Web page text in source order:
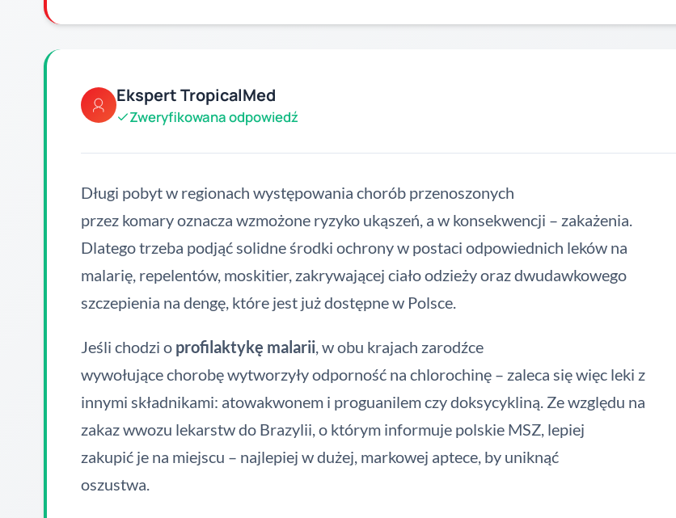
Ekspert TropicalMed
Zweryfikowana odpowiedź
Długi pobyt w regionach występowania chorób przenoszonych
przez komary oznacza wzmożone ryzyko ukąszeń, a w konsekwencji – zakażenia.
Dlatego trzeba podjąć solidne środki ochrony w postaci odpowiednich leków na
malarię, repelentów, moskitier, zakrywającej ciało odzieży oraz dwudawkowego
szczepienia na dengę, które jest już dostępne w Polsce.
Jeśli chodzi o profilaktykę malarii, w obu krajach zarodźce
wywołujące chorobę wytworzyły odporność na chlorochinę – zaleca się więc leki z
innymi składnikami: atowakwonem i proguanilem czy doksycykliną. Ze względu na
zakaz wwozu lekarstw do Brazylii, o którym informuje polskie MSZ, lepiej
zakupić je na miejscu – najlepiej w dużej, markowej aptece, by uniknąć
oszustwa.